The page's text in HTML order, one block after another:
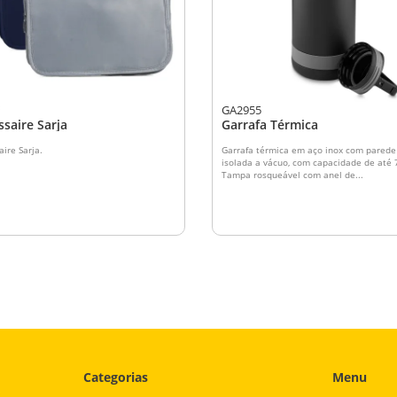
Sarja
Sarja.
GA2955
Garrafa Térmica
Garrafa térmica em aço inox com
isolada a vácuo, com capacidade de até
Tampa rosqueável com anel de...
Categorias Menu